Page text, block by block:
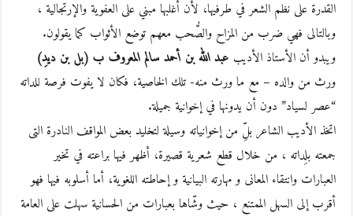
القدرة على نظم الشعر في طرفيها، لأن أغلبها مبني على العفوية والإرتجالية ،
وبالتالى فهي ضرب من المزاح والصُّحب معهم توضع الأثواب كما يقولون.
ويبدو أن الأستاذ الأديب عبد الله بن أحمد سالم المعروف ب (بل بن ديدِ)
ورث من والده – مع ما ورث منه- تلك الخاصية، فكان لا يفوت فرصة للداته
“عصر لسياد” دون أن يدونها في إخوانية جميلة.
اتخذ الأديب الشاعر بلِّ من إخوانياته وسيلة لتخليد بعض المواقف النادرة التى
جمعته بلِداته ، من خلال قطع شعرية قصيرة، أظهر فيها براعته في تخير
العبارات وانتقاء المعانى و مهارته البيانية و إحاطته اللغوية، أما أسلوبه فيها فهو
أقرب إلى السهل الممتنع ، حيث وشّاها بعبارات من الحسانية سهلت على العامة